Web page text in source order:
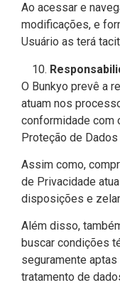
Ao acessar e
modificações, e
Usuário as terá
O Bunkyo prevê a
atuam nos
conformidade com
Proteção de
Assim como,
de Privacidade
disposições e
Além disso,
buscar condições
seguramente
tratamento de